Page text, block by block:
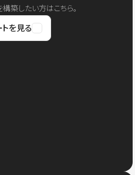
築したい方はこちら。
トを見る